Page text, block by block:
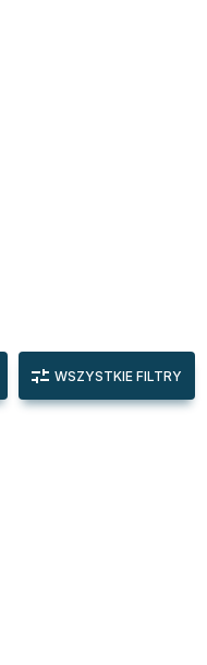
WSZYSTKIE FILTRY